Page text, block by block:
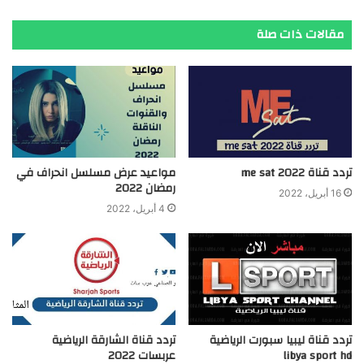
مقالات ذات صلة
تردد قناة me sat 2022
16 أبريل، 2022
مواعيد عرض مسلسل انحراف في
رمضان 2022
4 أبريل، 2022
تردد قناة ليبيا سبورت الرياضية
libya sport hd
تردد قناة الشارقة الرياضية
عربسات 2022